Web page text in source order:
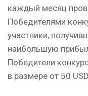
каждый месяц
Победителями
участники,
наибольшую
Победители
в размере от 50